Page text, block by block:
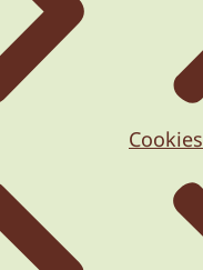
Cookies